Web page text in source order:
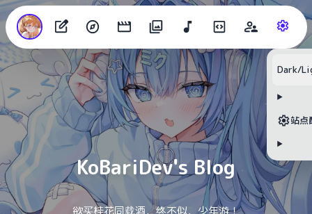
KoBariDev's Blog
欲买桂花同载酒，终不似，少年游！
Dark/
站点
目录
无可用标题